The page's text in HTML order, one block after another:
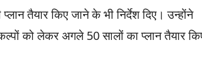
तैयार किए जाने के भी निर्देश दिए। उन्होंने
को लेकर अगले 50 सालों का प्लान तैयार